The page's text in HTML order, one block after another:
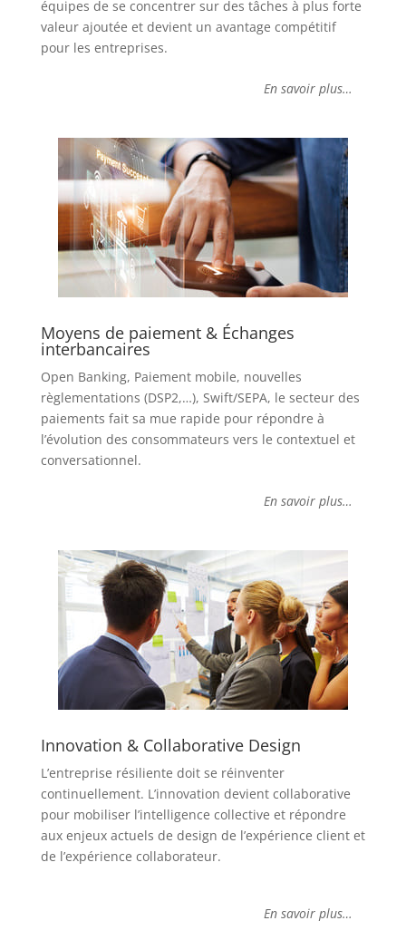
équipes de se concentrer sur des tâches à plus forte
valeur ajoutée et devient un avantage compétitif
pour les entreprises.
En savoir plus…
Moyens de paiement & Échanges
interbancaires
Open Banking, Paiement mobile, nouvelles
règlementations (DSP2,…), Swift/SEPA, le secteur des
paiements fait sa mue rapide pour répondre à
l’évolution des consommateurs vers le contextuel et
conversationnel.
En savoir plus…
Innovation & Collaborative Design
L’entreprise résiliente doit se réinventer
continuellement. L’innovation devient collaborative
pour mobiliser l’intelligence collective et répondre
aux enjeux actuels de design de l’expérience client et
de l’expérience collaborateur.
En savoir plus…